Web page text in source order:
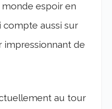
espoir en
compte aussi sur
impressionnant de
au tour